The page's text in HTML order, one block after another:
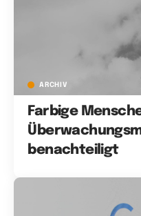
ARCHIV
Farbige
benachteiligt